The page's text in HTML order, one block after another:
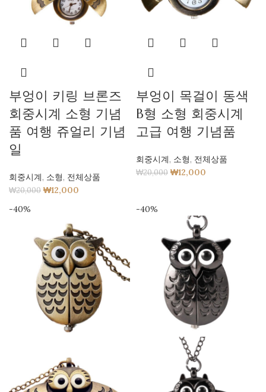
부엉이 키링 브론즈
회중시계 소형 기념
품 여행 쥬얼리 기념
일
회중시계, 소형, 전체상품
₩20,000 ₩12,000
부엉이 목걸이 동색
B형 소형 회중시계
고급 여행 기념품
회중시계, 소형, 전체상품
₩20,000 ₩12,000
-40% -40%